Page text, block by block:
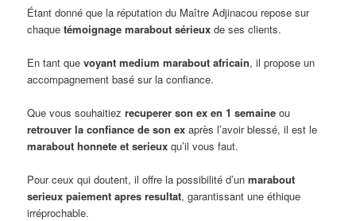
Étant donné que la réputation du Maître Adjinacou repose sur
chaquetémoignage marabout sérieux de ses clients.
En tant quevoyant medium marabout africain, il propose un
accompagnement basé sur la confiance.
Que vous souhaitiezrecuperer son ex en 1 semaine ou
retrouver la confiance de son ex après l’avoir blessé, il est le
marabout honnete et serieux qu’il vous faut.
Pour ceux qui doutent, il offre la possibilité d’unmarabout
serieux paiement apres resultat, garantissant une éthique
irréprochable.